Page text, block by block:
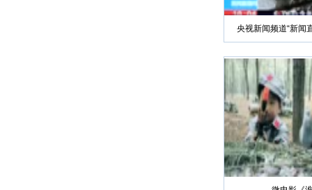
央视新闻频道“新闻